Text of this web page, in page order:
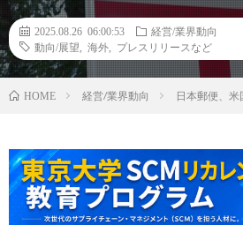
2025.08.26 06:00:53
経営/業界動向
動向/展望
海外 プレスリリースなど
HOME 経営/業界動向 日本郵便、